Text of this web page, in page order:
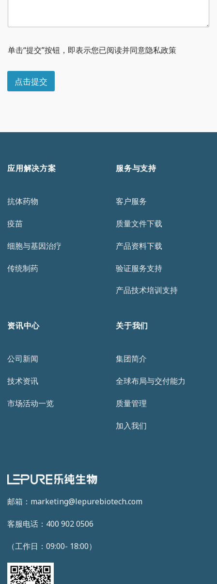
司
备
单击“提交”按钮，即表示您已阅读并同意隐私政策
点击提交
邮箱：marketing@lepurebiotech.com
客服电话：400 902 0506
（工作日：09:00- 18:00）
应用解决方案
抗体药物
疫苗
细胞与基因治疗
传统制药
服务与支持
客户服务
质量文件下载
产品资料下载
验证服务支持
产品技术培训支持
资讯中心
公司新闻
技术资讯
市场活动一览
关于我们
集团简介
全球布局与交付能力
质量管理
加入我们